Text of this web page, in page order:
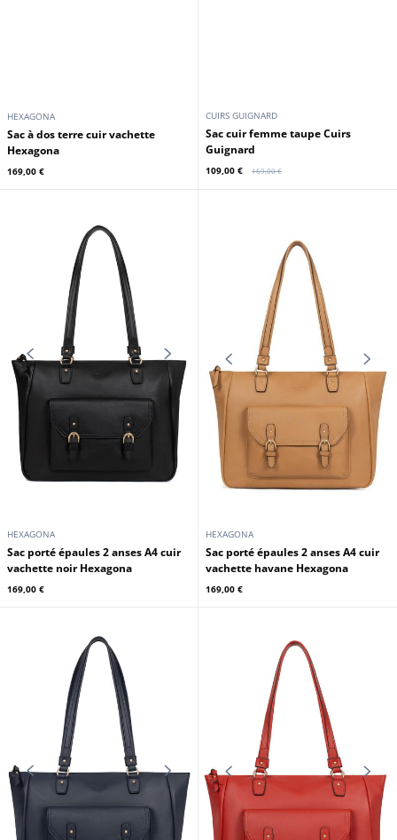
HEXAGONA
Sac à dos terre cuir vachette
Hexagona
169,00 €
CUIRS GUIGNARD
Sac cuir femme taupe Cuirs
Guignard
109,00 € 169,00 €
HEXAGONA
Sac porté épaules 2 anses A4 cuir
vachette noir Hexagona
169,00 €
HEXAGONA
Sac porté épaules 2 anses A4 cuir
vachette havane Hexagona
169,00 €